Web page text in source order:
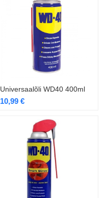
Universaalõli WD40 400ml
10,99 €